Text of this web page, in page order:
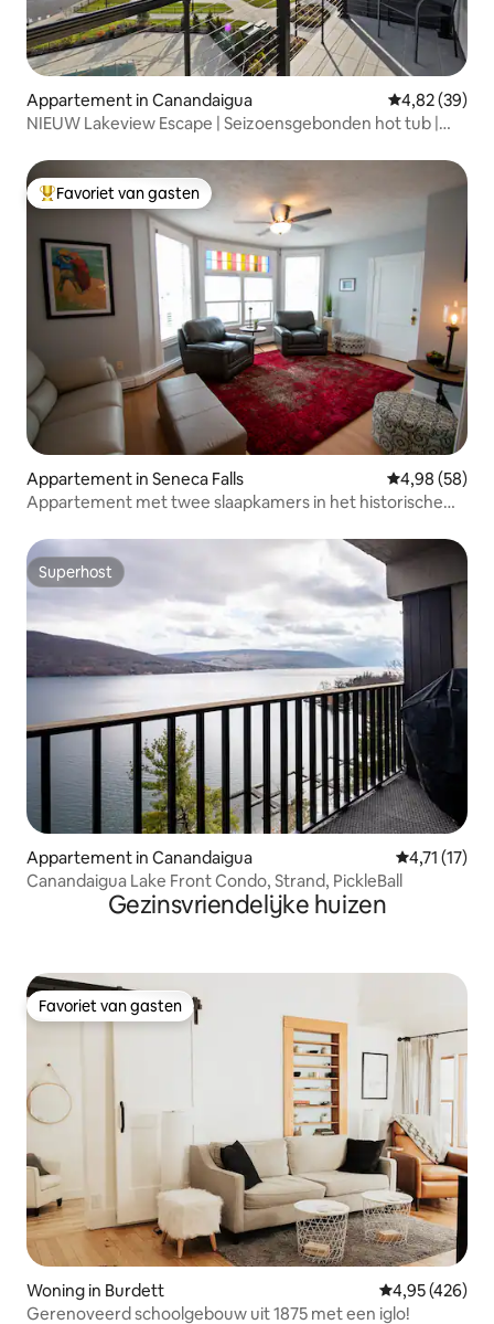
Appartement in Canandaigua Gemiddelde
4,82 (39)
NIEUW Lakeview Escape | Seizoensgebonden hot tub |
Topfavoriet van gasten
Favoriet van gasten
Appartement in Seneca Falls Gemiddelde
4,98 (58)
Appartement met twee slaapkamers in het historische
Superhost
Superhost
Appartement in Canandaigua Gemiddelde
4,71 (17)
Canandaigua Lake Front Condo, Strand, PickleBall
Gezinsvriendelijke huizen
Favoriet van gasten
Favoriet van gasten
Woning in Burdett Gemiddelde
4,95 (426)
Gerenoveerd schoolgebouw uit 1875 met een iglo!